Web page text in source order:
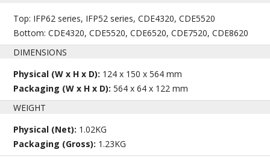
Top: IFP62 series, IFP52 series, CDE4320, CDE5520
Bottom: CDE4320, CDE5520, CDE6520, CDE7520, CDE8620
DIMENSIONS
Physical (W x H x D): 124 x 150 x 564 mm
Packaging (W x H x D):564 x 64 x 122 mm
WEIGHT
Physical (Net): 1.02KG
Packaging (Gross): 1.23KG